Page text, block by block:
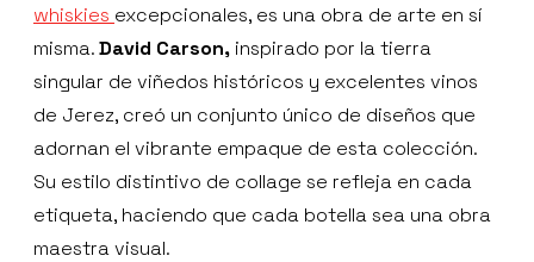
whiskies excepcionales, es una obra de arte en sí
misma.David Carson, inspirado por la tierra
singular de viñedos históricos y excelentes vinos
de Jerez, creó un conjunto único de diseños que
adornan el vibrante empaque de esta colección.
Su estilo distintivo de collage se refleja en cada
etiqueta, haciendo que cada botella sea una obra
maestra visual.